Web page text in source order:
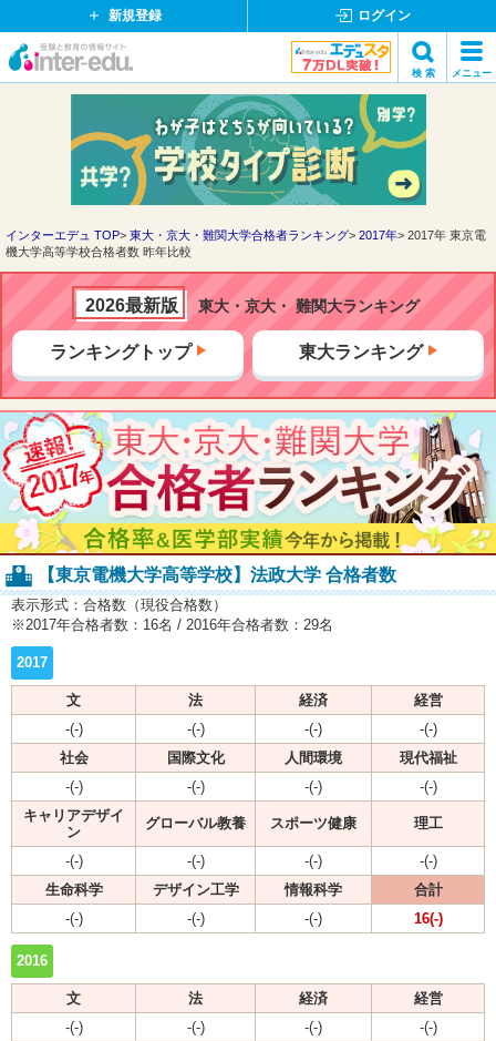
新規登録 ログイン
イ
ド
ッ
ト
検 索 メニュー
検索
インターエデュ TOP 東大・京大・難関大学合格者ランキング 2017年
2017年 東京電
機大学高等学校合格者数 昨年比較
2026最新版 東大・京大・ 難関大ランキング
ランキングトップ 東大ランキング
【東京電機大学高等学校】法政大学 合格者数
表示形式：合格数（現役合格数）
※2017年合格者数：16名 / 2016年合格者数：29名
2017
文 法 経済
経営
-(-)
-(-) -(-)
-(-)
社会
国際文化 人間環境
現代福祉
-(-)
-(-) -(-)
-(-)
キャリアデザイ
ン
グローバル教養 スポーツ健康 理工
-(-) -(-) -(-)
-(-)
生命科学
デザイン工学 情報科学
合計
-(-)
-(-) -(-) 16(-)
2016
文 法 経済
経営
-(-)
-(-) -(-)
-(-)